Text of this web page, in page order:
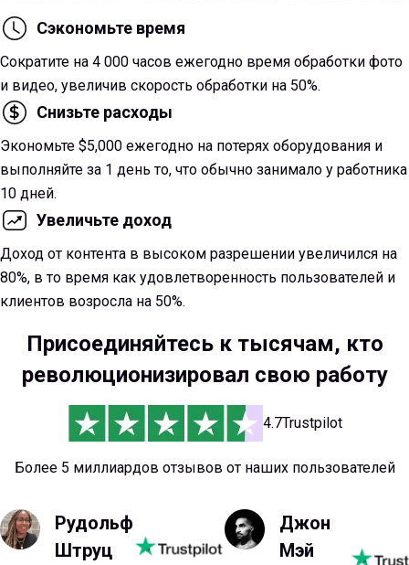
Фотография
Фотографы, устали от бесконечной постобработки? Наше
одно-кликовое ИИ-улучшение мгновенно исправляет
недостаток света, размытость и старые фото. Идеально
для свадеб, мероприятий и съёмок на природе. Сохраняйте
цвета и детали, обрабатывая сотни изображений сразу.
Профессиональный результат в 5 раз быстрее — вы
снимаете, мы улучшаем.
Сэкономьте время
Сократите на 4 000 часов ежегодно время обработки фото
и видео, увеличив скорость обработки на 50%.
Снизьте расходы
Экономьте $5,000 ежегодно на потерях оборудования и
выполняйте за 1 день то, что обычно занимало у работника
10 дней.
Увеличьте доход
Доход от контента в высоком разрешении увеличился на
80%, в то время как удовлетворенность пользователей и
клиентов возросла на 50%.
Присоединяйтесь к тысячам, кто
революционизировал свою работу
4.7Trustpilot
Более 5 миллиардов отзывов от наших пользователей
Рудольф
Штруц
Джон
Мэй